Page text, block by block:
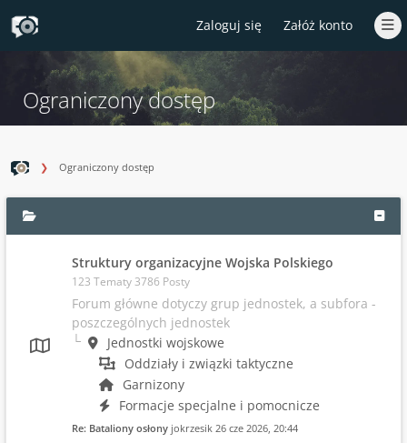
Zaloguj się Załóż konto
Ograniczony dostęp
Ograniczony dostęp
Struktury organizacyjne Wojska Polskiego
123 Tematy 3786 Posty
Forum główne dotyczy grup jednostek, a subfora -
poszczególnych jednostek
Jednostki wojskowe
Oddziały i związki taktyczne
Garnizony
Formacje specjalne i pomocnicze
Re: Bataliony osłony jokrzesik 26 cze 2026, 20:44